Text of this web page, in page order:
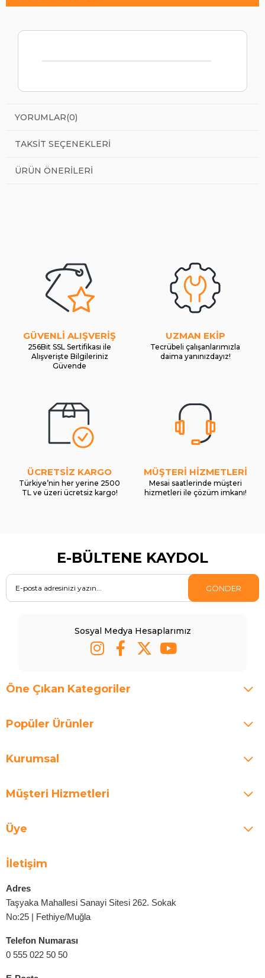
YORUMLAR(0)
TAKSIT SEÇENEKLERI
ÜRÜN ÖNERILERI
GÜVENLİ ALIŞVERİŞ
256Bit SSL Sertifikası ile
Alışverişte Bilgileriniz
Güvende
UZMAN EKİP
Tecrübeli çalışanlarımızla
daima yanınızdayız!
ÜCRETSİZ KARGO
Türkiye’nin her yerine 2500
TL ve üzeri ücretsiz kargo!
MÜŞTERİ HİZMETLERİ
Mesai saatlerinde müşteri
hizmetleri ile çözüm imkanı!
E-BÜLTENE KAYDOL
GÖNDER
Sosyal Medya Hesaplarımız
Öne Çıkan Kategoriler
Popüler Ürünler
Kurumsal
Müşteri Hizmetleri
Üye
İletişim
Adres
Taşyaka Mahallesi Sanayi Sitesi 262. Sokak
No:25 | Fethiye/Muğla
Telefon Numarası
0 555 022 50 50